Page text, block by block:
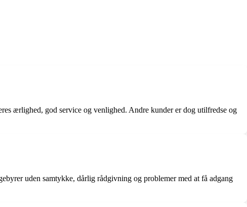
ærlighed, god service og venlighed. Andre kunder er dog utilfredse og
uden samtykke, dårlig rådgivning og problemer med at få adgang